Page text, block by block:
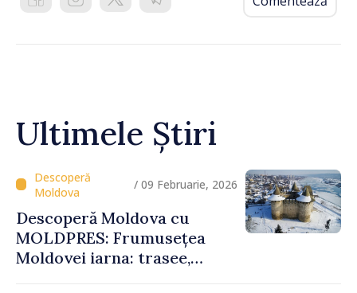
Ultimele Știri
/ 09 Februarie, 2026
Descoperă Moldova cu
MOLDPRES: Frumusețea
Moldovei iarna: trasee,